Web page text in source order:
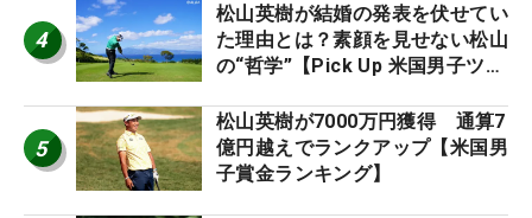
4
松山英樹が結婚の発表を伏せてい
た理由とは？素顔を見せない松山
の“哲学”【Pick Up 米国男子ツア
5
松山英樹が7000万円獲得 通算7
億円越えでランクアップ【米国男
子賞金ランキング】